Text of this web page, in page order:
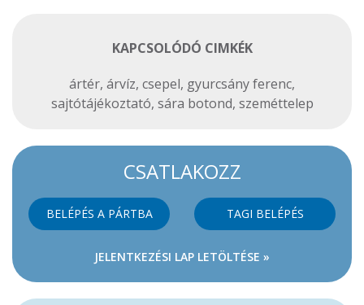
KAPCSOLÓDÓ CIMKÉK
ártér, árvíz, csepel, gyurcsány ferenc,
sajtótájékoztató, sára botond, szeméttelep
CSATLAKOZZ
BELÉPÉS A PÁRTBA TAGI BELÉPÉS
JELENTKEZÉSI LAP LETÖLTÉSE »